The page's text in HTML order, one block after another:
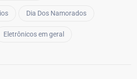
Dia Dos Namorados
Eletrônicos em geral